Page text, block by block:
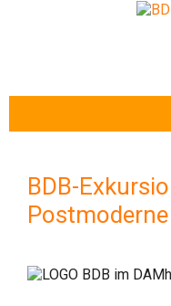
GESCHÄFTSSTELLE
BDB-
Postmoderne